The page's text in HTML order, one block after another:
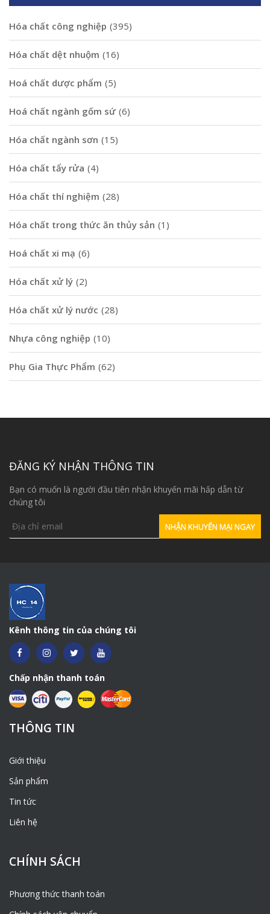
Hóa chất công nghiệp (395)
Hóa chất dệt nhuộm (16)
Hoá chất dược phẩm (5)
Hoá chất ngành gốm sứ (6)
Hóa chất ngành sơn (15)
Hóa chất tẩy rửa (4)
Hóa chất thí nghiệm (28)
Hóa chất trong thức ăn thủy sản (1)
Hoá chất xi mạ (6)
Hóa chất xử lý (2)
Hóa chất xử lý nước (28)
Nhựa công nghiệp (10)
Phụ Gia Thực Phẩm (62)
ĐĂNG KÝ NHẬN THÔNG TIN
Bạn có muốn là người đầu tiên nhận khuyến mãi hấp dẫn từ
chúng tôi
Kênh thông tin của chúng tôi
Chấp nhận thanh toán
THÔNG TIN
Giới thiệu
Sản phẩm
Tin tức
Liên hệ
CHÍNH SÁCH
Phương thức thanh toán